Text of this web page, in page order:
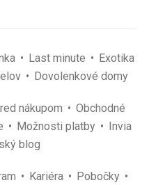
Last minute
Exotika
Dovolenkové domy
nákupom
Obchodné
Možnosti platby
Invia
blog
Kariéra
Pobočky